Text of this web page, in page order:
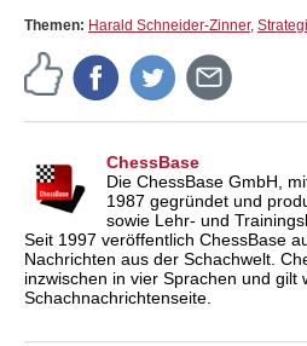
Themen: Harald Schneider-Zinner,
ChessBase
Die ChessBase GmbH,
1987 gegründet und
sowie Lehr- und
Seit 1997 veröffentlich ChessBase
Nachrichten aus der Schachwelt.
inzwischen in vier Sprachen und gilt
Schachnachrichtenseite.